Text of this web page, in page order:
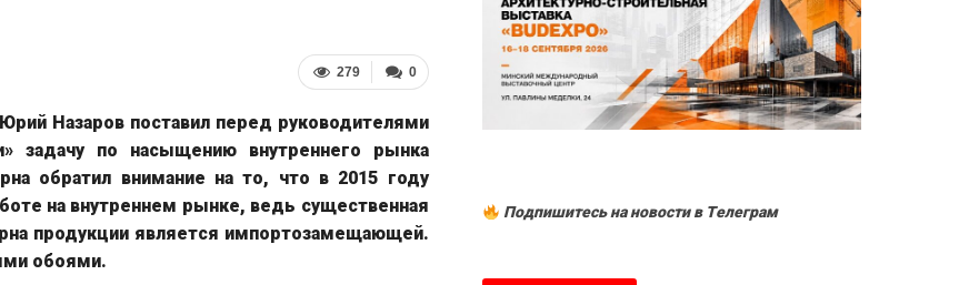
0
279
Назаров поставил перед руководителями
задачу по насыщению внутреннего рынка
обратил внимание на то, что в 2015 году
на внутреннем рынке, ведь существенная
продукции является импортозамещающей.
обоями.
Подпишитесь на новости в Tелеграм